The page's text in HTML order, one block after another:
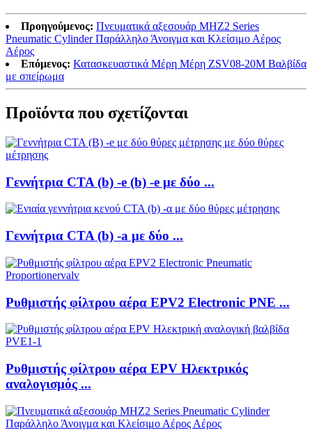
Προηγούμενος: Πνευματικά αξεσουάρ MHZ2 Series
Pneumatic Cylinder Παράλληλο Άνοιγμα και Κλείσιμο Αέρος
Αέρος
Επόμενος: Κατασκευαστικά Μέρη Μέρη ZSV08-20M Βαλβίδα
με σπείρωμα
Προϊόντα που σχετίζονται
Γεννήτρια CTA (b) -e (b) -e με δύο ...
Γεννήτρια CTA (b) -a με δύο ...
Ρυθμιστής φίλτρου αέρα EPV2 Electronic PNE ...
Ρυθμιστής φίλτρου αέρα EPV Ηλεκτρικός
αναλογισμός ...